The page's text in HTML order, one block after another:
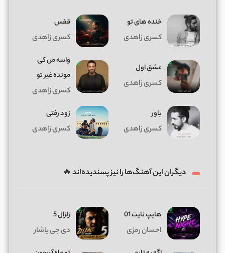
خنده های تو
کسری زاهدی
قفس
کسری زاهدی
عشق اول
کسری زاهدی
واسه من کی
مونده غیر تو
کسری زاهدی
باور
کسری زاهدی
زود رفتی
کسری زاهدی
دیگران این آهنگ‌ها را نیز پسندیده‌اند 🔥
هایپ نایت 01
احسان رمزی
زلزال 5
دی جی یاشار